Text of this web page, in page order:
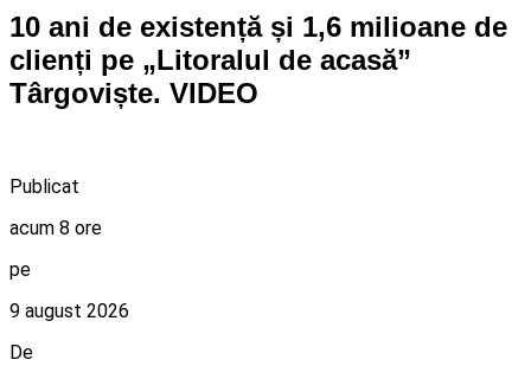
10 ani de existență și 1,6 milioane de
clienți pe „Litoralul de acasă”
Târgoviște. VIDEO
Publicat
acum 8 ore
pe
9 august 2026
De